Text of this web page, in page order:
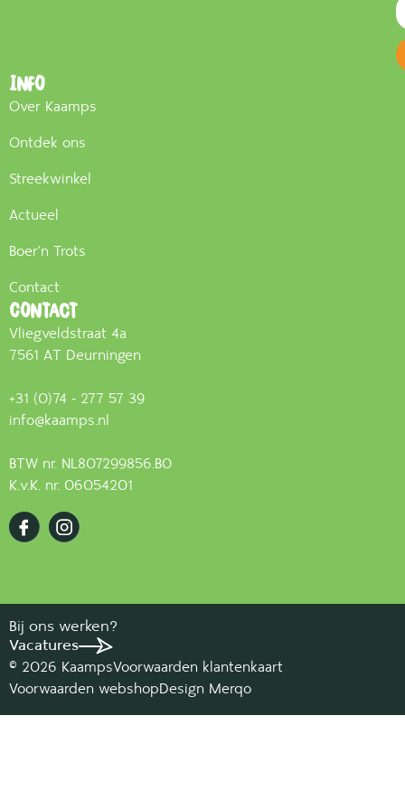
Info
Over Kaamps
Ontdek ons
Streekwinkel
Actueel
Boer'n Trots
Contact
Contact
Vliegveldstraat 4a
7561 AT Deurningen
+31 (0)74 - 277 57 39
info@kaamps.nl
BTW nr. NL807299856.B0
K.v.K. nr. 06054201
© 2026 KaampsVoorwaarden klantenkaart
Voorwaarden webshopDesign Merqo
Bij ons werken?
Vacatures